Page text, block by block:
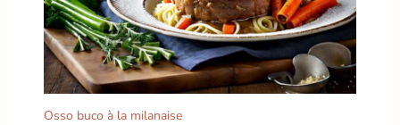
pièces. Sets et lots de 6
assiettes grandes, petites
et profondes, tasses et
bols – tous disponibles en
plusieurs couleurs
LE
CADEAU PARFAIT POUR
Osso buco à la milanaise